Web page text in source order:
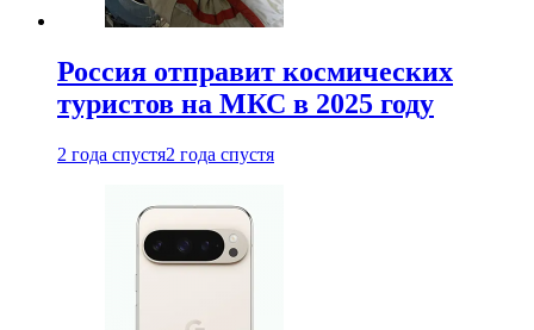
Россия отправит космических
туристов на МКС в 2025 году
2 года спустя2 года спустя